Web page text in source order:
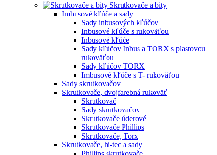
Skrutkovače a bity
Imbusové kľúče a sady
Sady inbusových kľúčov
Inbusové kľúče s rukoväťou
Inbusové kľúče
Sady kľúčov Inbus a TORX s plastovou
rukoväťou
Sady kľúčov TORX
Imbusové kľúče s T- rukoväťou
Sady skrutkovačov
Skrutkovače, dvojfarebná rukoväť
Skrutkovač
Sady skrutkovačov
Skrutkovače úderové
Skrutkovače Phillips
Skrutkovače, Torx
Skrutkovače, hi-tec a sady
Phillips skrutkovače